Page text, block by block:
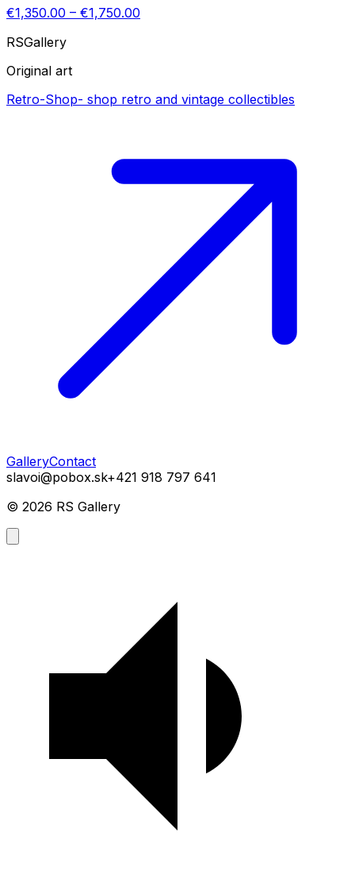
€1,350.00 – €1,750.00
RSGallery
Original art
Retro-Shop- shop retro and vintage collectibles
GalleryContact
slavoi@pobox.sk+421 918 797 641
© 2026 RS Gallery